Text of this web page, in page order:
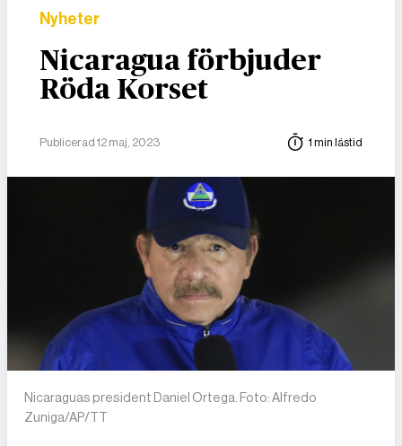
Nyheter
Nicaragua förbjuder
Röda Korset
Publicerad 12 maj, 2023 1 min lästid
Nicaraguas president Daniel Ortega. Foto: Alfredo
Zuniga/AP/TT